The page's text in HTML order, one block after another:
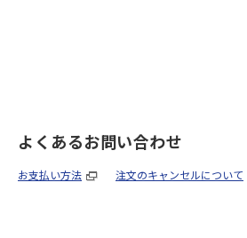
よくあるお問い合わせ
お支払い方法 注文のキャンセルについて